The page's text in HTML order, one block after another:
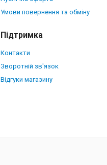
Умови повернення та обміну
Підтримка
Контакти
Зворотній зв'язок
Відгуки магазину